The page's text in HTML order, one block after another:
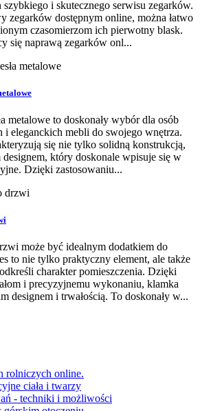
i skutecznego serwisu zegarków.
zegarków dostępnym online, można łatwo
czasomierzom ich pierwotny blask.
się naprawą zegarków onl...
metalowe to doskonały wybór dla osób
i eleganckich mebli do swojego wnętrza.
się nie tylko solidną konstrukcją,
designem, który doskonale wpisuje się w
Dzięki zastosowaniu...
może być idealnym dodatkiem do
to nie tylko praktyczny element, ale także
charakter pomieszczenia. Dzięki
i precyzyjnemu wykonaniu, klamka
designem i trwałością. To doskonały w...
rolniczych online.
ciała i twarzy
- techniki i możliwości